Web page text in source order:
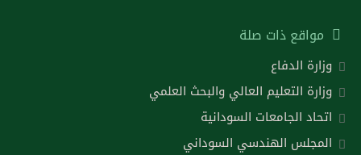
مواقع ذات صلة
وزارة الدفاع
وزارة التعليم العالي والبحث العلمي
اتحاد الجامعات السودانية
المجلس الهندسي السوداني